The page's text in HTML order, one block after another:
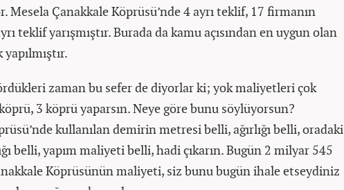
Mesela Çanakkale Köprüsü’nde 4 ayrı teklif, 17 firmanın
teklif yarışmıştır. Burada da kamu açısından en uygun olan
zaman bu sefer de diyorlar ki; yok maliyetleri çok
3 köprü yaparsın. Neye göre bunu söylüyorsun?
kullanılan demirin metresi belli, ağırlığı belli, oradaki
belli, yapım maliyeti belli, hadi çıkarın. Bugün 2 milyar 545
Köprüsünün maliyeti, siz bunu bugün ihale etseydiniz